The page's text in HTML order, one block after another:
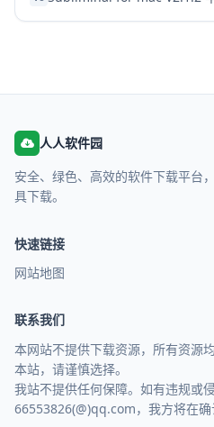
人人软件园
安全、绿色、高效的软件下载平台
具下载。
快速链接
网站地图
联系我们
本网站不提供下载资源，所有资源
本站，请谨慎选择。
我站不提供任何保障。如有违规或
66553826(@)qq.com，我方将在确